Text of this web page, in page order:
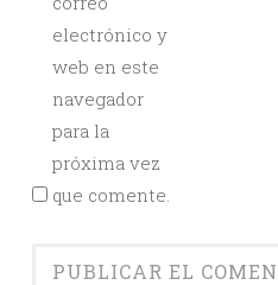
electrónico y
web en este
navegador
para la
próxima vez
que comente.